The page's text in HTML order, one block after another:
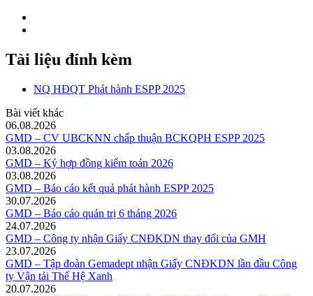
Tài liệu đính kèm
NQ HĐQT Phát hành ESPP 2025
Bài viết khác
06.08.2026
GMD – CV UBCKNN chấp thuận BCKQPH ESPP 2025
03.08.2026
GMD – Ký hợp đồng kiểm toán 2026
03.08.2026
GMD – Báo cáo kết quả phát hành ESPP 2025
30.07.2026
GMD – Báo cáo quản trị 6 tháng 2026
24.07.2026
GMD – Công ty nhận Giấy CNĐKDN thay đổi của GMH
23.07.2026
GMD – Tập đoàn Gemadept nhận Giấy CNĐKDN lần đầu Công
ty Vận tải Thế Hệ Xanh
20.07.2026